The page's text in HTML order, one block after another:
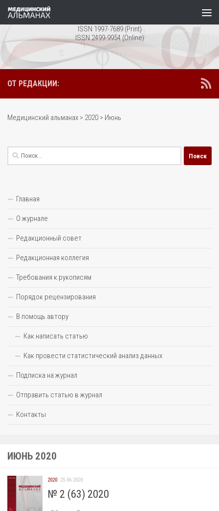
Перейти к содержимому
ISSN 1997-7689 (Print)
ISSN 2499-9954 (Online)
ИЮНЬ 2020
2020 25.06.2020
№ 2 (63) 2020
ОТ РЕДАКЦИИ:
Медицинский альманах > 2020 > Июнь
Найти:
Главная
О журнале
Редакционный совет
Редакционная коллегия
Требования к рукописям
Порядок рецензирования
В помощь автору
Как написать статью
Как провести статистический анализ данных
Подписка на журнал
Отправить статью в журнал
Контакты